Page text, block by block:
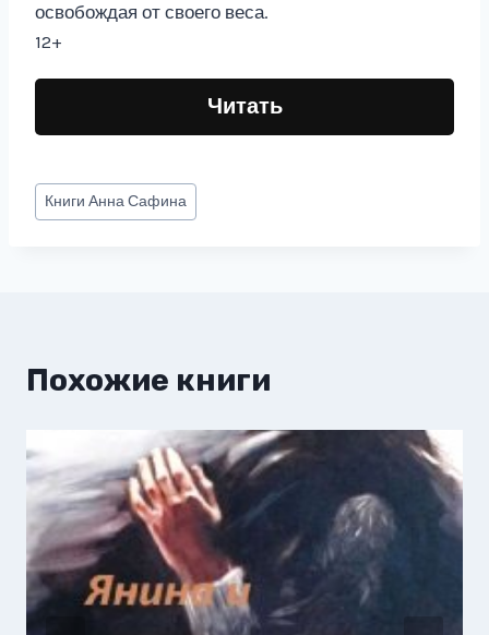
освобождая от своего веса.
12+
Читать
Метки
записи:
КнигиАнна Сафина
Похожие книги